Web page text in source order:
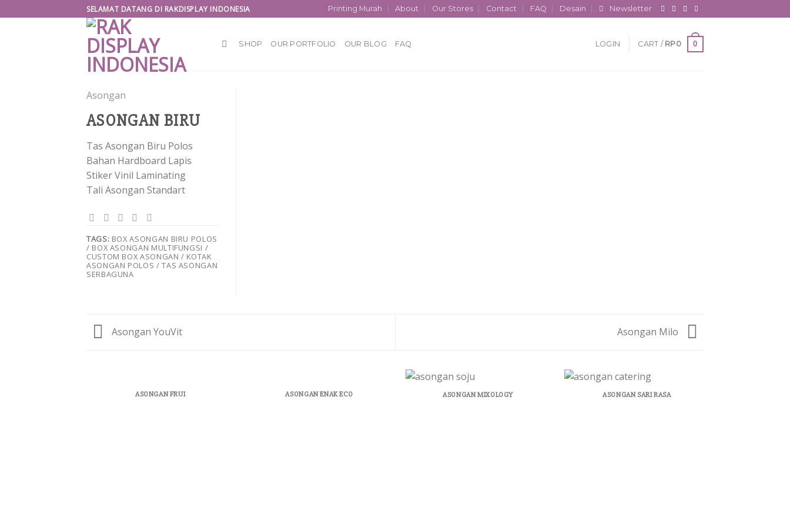
to
SELAMAT DATANG DI RAKDISPLAY INDONESIA Printing Murah About Our Stores Contact FAQ Desain Newsletter
SHOP OUR PORTFOLIO OUR BLOG FAQ LOGIN CART / RP0 0
Asongan
ASONGAN BIRU
Tas Asongan Biru Polos
Bahan Hardboard Lapis
Stiker Vinil Laminating
Tali Asongan Standart
TAGS: BOX ASONGAN BIRU POLOS
/ BOX ASONGAN MULTIFUNGSI /
CUSTOM BOX ASONGAN / KOTAK
ASONGAN POLOS / TAS ASONGAN
SERBAGUNA
Asongan YouVit Asongan Milo
ASONGAN FRUI ASONGAN ENAK ECO ASONGAN MIXOLOGY ASONGAN SARI RASA